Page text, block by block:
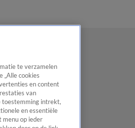
te verzamelen
„Alle cookies
en content
van
toestemming intrekt,
en essentiële
menu op ieder